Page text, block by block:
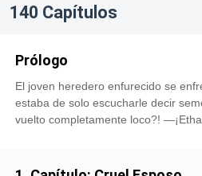
140 Capítulos
Prólogo
El joven heredero enfurecido se
estaba de solo escucharle decir
vuelto completamente loco?!
que me voy a retractar! —lo igualó
cansado de lo mismo, ¡Es una